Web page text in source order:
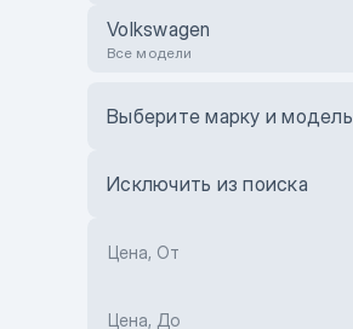
Volkswagen
Все модели
Выберите марку и модель
Исключить из поиска
Цена, От
Цена, До